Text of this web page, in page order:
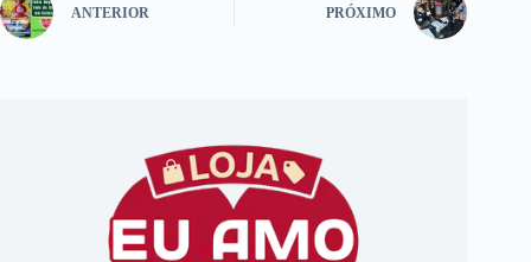
ANTERIOR PRÓXIMO